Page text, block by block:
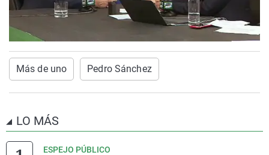
Más de uno Pedro Sánchez
LO MÁS
ESPEJO PÚBLICO